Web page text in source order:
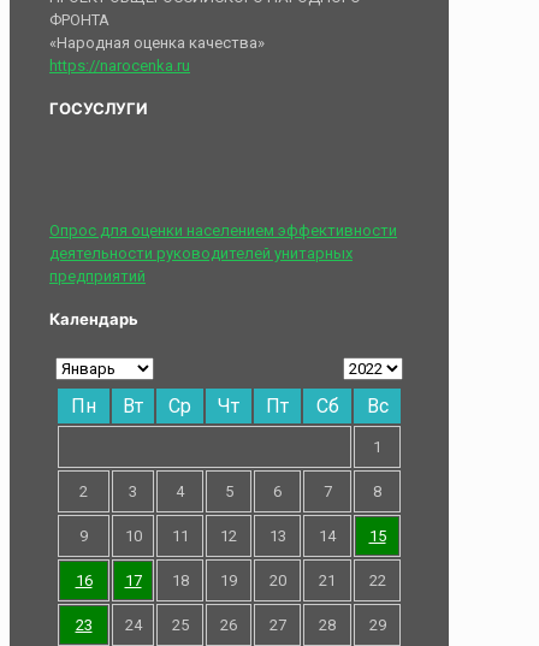
ФРОНТА
«Народная оценка качества»
https://narocenka.ru
ГОСУСЛУГИ
Опрос для оценки населением эффективности
деятельности руководителей унитарных
предприятий
Календарь
Пн Вт Ср Чт Пт Сб Вс
1
2 3 4 5 6 7 8
9 10 11 12 13 14 15
16 17 18 19 20 21 22
23 24 25 26 27 28 29